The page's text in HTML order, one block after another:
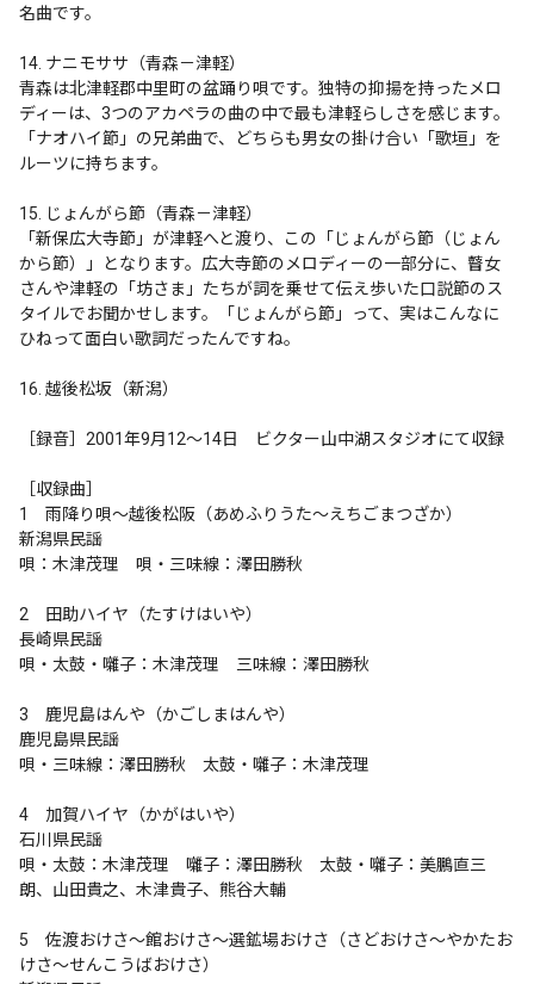
名曲です。
14. ナニモササ（青森－津軽）
青森は北津軽郡中里町の盆踊り唄です。独特の抑揚を持ったメロ
ディーは、3つのアカペラの曲の中で最も津軽らしさを感じます。
「ナオハイ節」の兄弟曲で、どちらも男女の掛け合い「歌垣」を
ルーツに持ちます。
15. じょんがら節（青森－津軽）
「新保広大寺節」が津軽へと渡り、この「じょんがら節（じょん
から節）」となります。広大寺節のメロディーの一部分に、瞽女
さんや津軽の「坊さま」たちが詞を乗せて伝え歩いた口説節のス
タイルでお聞かせします。「じょんがら節」って、実はこんなに
ひねって面白い歌詞だったんですね。
16. 越後松坂（新潟）
［録音］2001年9月12〜14日　ビクター山中湖スタジオにて収録
［収録曲］
1　雨降り唄〜越後松阪（あめふりうた〜えちごまつざか）
新潟県民謡
唄：木津茂理　唄・三味線：澤田勝秋
2　田助ハイヤ（たすけはいや）
長崎県民謡
唄・太鼓・囃子：木津茂理　三味線：澤田勝秋
3　鹿児島はんや（かごしまはんや）
鹿児島県民謡
唄・三味線：澤田勝秋　太鼓・囃子：木津茂理
4　加賀ハイヤ（かがはいや）
石川県民謡
唄・太鼓：木津茂理　囃子：澤田勝秋　太鼓・囃子：美鵬直三
朗、山田貴之、木津貴子、熊谷大輔
5　佐渡おけさ〜館おけさ〜選鉱場おけさ（さどおけさ〜やかたお
けさ〜せんこうばおけさ）